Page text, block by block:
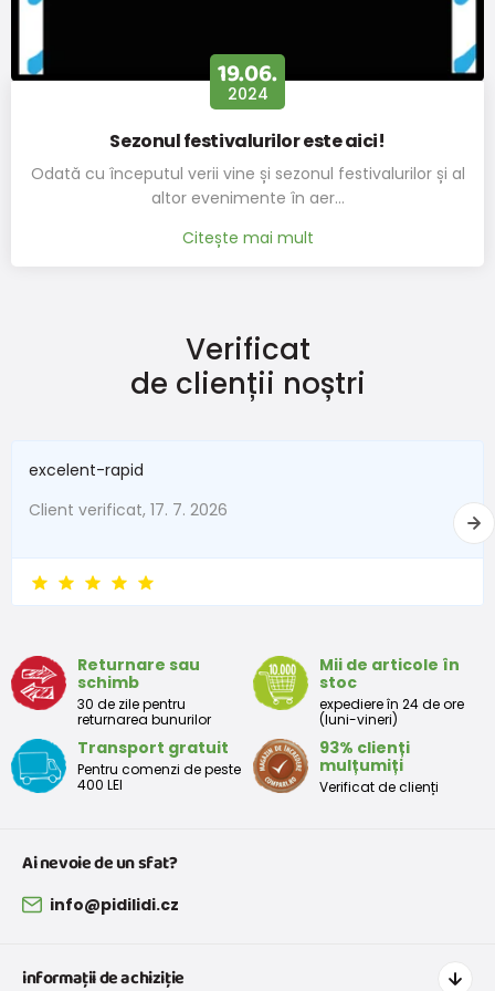
19.06.
2024
Sezonul festivalurilor este aici!
Odată cu începutul verii vine și sezonul festivalurilor și al
altor evenimente în aer…
Citește mai mult
Verificat
de clienții noștri
excelent-rapid
Client verificat, 17. 7. 2026
Returnare sau
schimb
30 de zile pentru
returnarea bunurilor
Mii de articole în
stoc
expediere în 24 de ore
(luni-vineri)
Transport gratuit
Pentru comenzi de peste
400 LEI
93% clienți
mulțumiți
Verificat de clienți
Ai nevoie de un sfat?
info@pidilidi.cz
informații de achiziție